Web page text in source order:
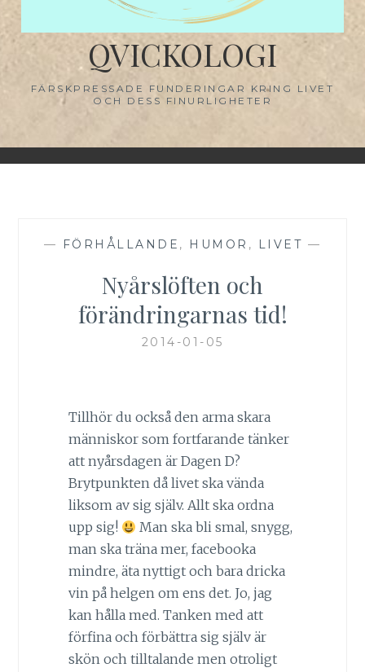
QVICKOLOGI
FÄRSKPRESSADE FUNDERINGAR KRING LIVET
OCH DESS FINURLIGHETER
— FÖRHÅLLANDE , HUMOR , LIVET —
Nyårslöften och
förändringarnas tid!
2014-01-05
Tillhör du också den arma skara
människor som fortfarande tänker
att nyårsdagen är Dagen D?
Brytpunkten då livet ska vända
liksom av sig själv. Allt ska ordna
upp sig!
Man ska bli smal, snygg,
man ska träna mer, facebooka
mindre, äta nyttigt och bara dricka
vin på helgen om ens det. Jo, jag
kan hålla med. Tanken med att
förfina och förbättra sig själv är
skön och tilltalande men otroligt